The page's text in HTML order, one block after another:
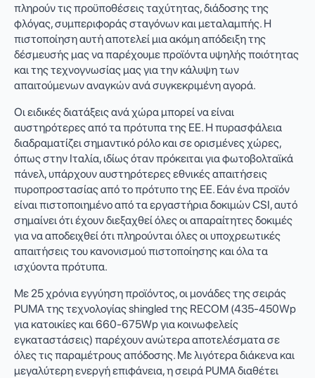
πληρούν τις προϋποθέσεις ταχύτητας, διάδοσης της
φλόγας, συμπεριφοράς σταγόνων και μεταλαμπής. Η
πιστοποίηση αυτή αποτελεί μια ακόμη απόδειξη της
δέσμευσής μας να παρέχουμε προϊόντα υψηλής ποιότητας
και της τεχνογνωσίας μας για την κάλυψη των
απαιτούμενων αναγκών ανά συγκεκριμένη αγορά.
Οι ειδικές διατάξεις ανά χώρα μπορεί να είναι
αυστηρότερες από τα πρότυπα της ΕΕ. Η πυρασφάλεια
διαδραματίζει σημαντικό ρόλο και σε ορισμένες χώρες,
όπως στην Ιταλία, ιδίως όταν πρόκειται για φωτοβολταϊκά
πάνελ, υπάρχουν αυστηρότερες εθνικές απαιτήσεις
πυροπροστασίας από το πρότυπο της ΕΕ. Εάν ένα προϊόν
είναι πιστοποιημένο από τα εργαστήρια δοκιμών CSI, αυτό
σημαίνει ότι έχουν διεξαχθεί όλες οι απαραίτητες δοκιμές
για να αποδειχθεί ότι πληρούνται όλες οι υποχρεωτικές
απαιτήσεις του κανονισμού πιστοποίησης και όλα τα
ισχύοντα πρότυπα.
Με 25 χρόνια εγγύηση προϊόντος, οι μονάδες της σειράς
PUMA της τεχνολογίας shingled της RECOM (435-450Wp
για κατοικίες και 660-675Wp για κοινωφελείς
εγκαταστάσεις) παρέχουν ανώτερα αποτελέσματα σε
όλες τις παραμέτρους απόδοσης. Με λιγότερα διάκενα και
μεγαλύτερη ενεργή επιφάνεια, η σειρά PUMA διαθέτει